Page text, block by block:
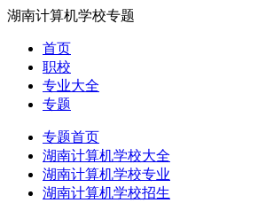
湖南计算机学校专题
首页
职校
专业大全
专题
专题首页
湖南计算机学校大全
湖南计算机学校专业
湖南计算机学校招生